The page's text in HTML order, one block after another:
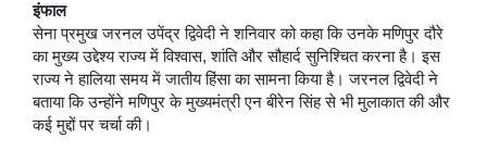
इंफाल
सेना प्रमुख जरनल उपेंद्र द्विवेदी ने शनिवार को कहा कि उनके मणिपुर दौरे
का मुख्य उद्देश्य राज्य में विश्वास, शांति और सौहार्द सुनिश्चित करना है। इस
राज्य ने हालिया समय में जातीय हिंसा का सामना किया है। जरनल द्विवेदी ने
बताया कि उन्होंने मणिपुर के मुख्यमंत्री एन बीरेन सिंह से भी मुलाकात की और
कई मुद्दों पर चर्चा की।